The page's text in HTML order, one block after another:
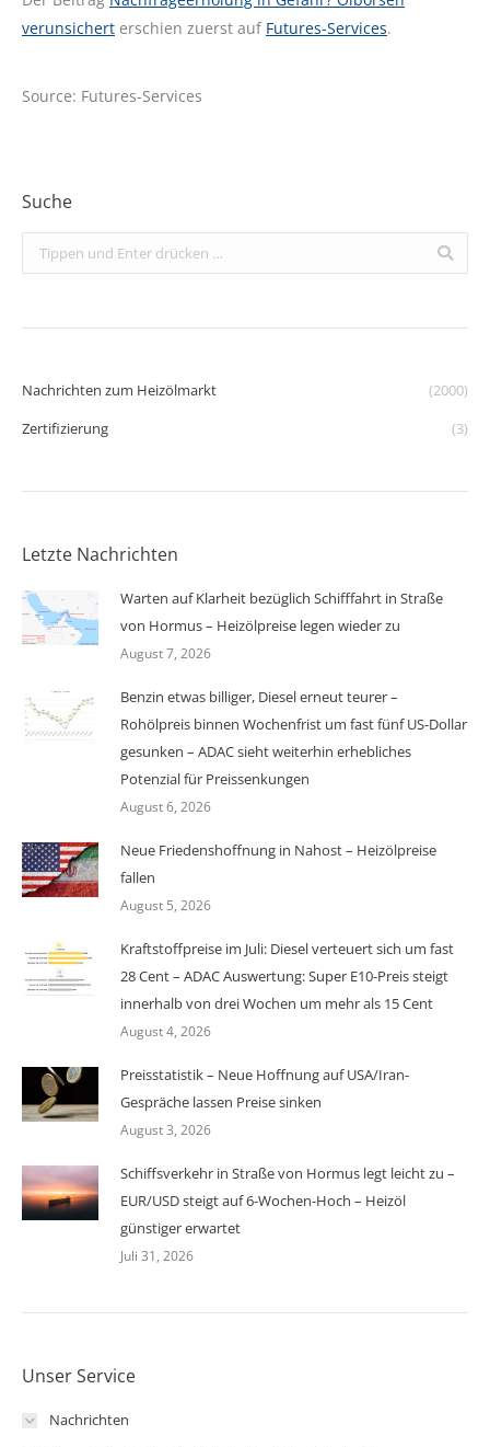
verunsichert erschien zuerst auf Futures-Services.
Source: Futures-Services
Suche
Search:
Nachrichten zum Heizölmarkt
(2000)
Zertifizierung
(3)
Letzte Nachrichten
Warten auf Klarheit bezüglich Schifffahrt in Straße
von Hormus – Heizölpreise legen wieder zu
August 7, 2026
Benzin etwas billiger, Diesel erneut teurer –
Rohölpreis binnen Wochenfrist um fast fünf US-Dollar
gesunken – ADAC sieht weiterhin erhebliches
Potenzial für Preissenkungen
August 6, 2026
Neue Friedenshoffnung in Nahost – Heizölpreise
fallen
August 5, 2026
Kraftstoffpreise im Juli: Diesel verteuert sich um fast
28 Cent – ADAC Auswertung: Super E10-Preis steigt
innerhalb von drei Wochen um mehr als 15 Cent
August 4, 2026
Preisstatistik – Neue Hoffnung auf USA/Iran-
Gespräche lassen Preise sinken
August 3, 2026
Schiffsverkehr in Straße von Hormus legt leicht zu –
EUR/USD steigt auf 6-Wochen-Hoch – Heizöl
günstiger erwartet
Juli 31, 2026
Unser Service
Nachrichten